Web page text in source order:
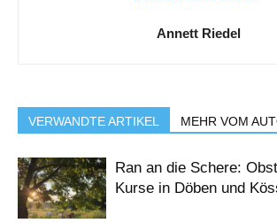
Annett Riedel
VERWANDTE ARTIKEL MEHR VOM
Ran an die Schere:
Kurse in Döben und